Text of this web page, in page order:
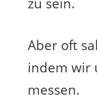
zu sein.
Aber oft
indem wir
messen.